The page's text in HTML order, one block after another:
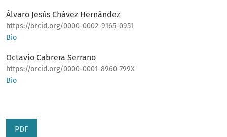
Álvaro Jesús Chávez Hernández
https://orcid.org/0000-0002-9165-0951
Bio
Octavio Cabrera Serrano
https://orcid.org/0000-0001-8960-799X
Bio
PDF